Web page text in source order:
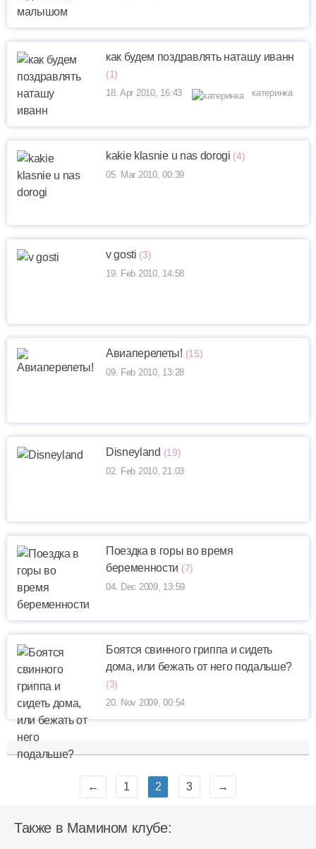
как будем поздравлять наташу иванн
(1)
18. Apr 2010, 16:43 катеринка
kakie klasnie u nas dorogi (4)
05. Mar 2010, 00:39
v gosti (3)
19. Feb 2010, 14:58
Авиаперелеты! (15)
09. Feb 2010, 13:28
Disneyland (19)
02. Feb 2010, 21:03
Поездка в горы во время
беременности (7)
04. Dec 2009, 13:59
Боятся свинного гриппа и сидеть
дома, или бежать от него подальше?
(3)
20. Nov 2009, 00:54
← 1 2 3 →
Также в Мамином клубе: